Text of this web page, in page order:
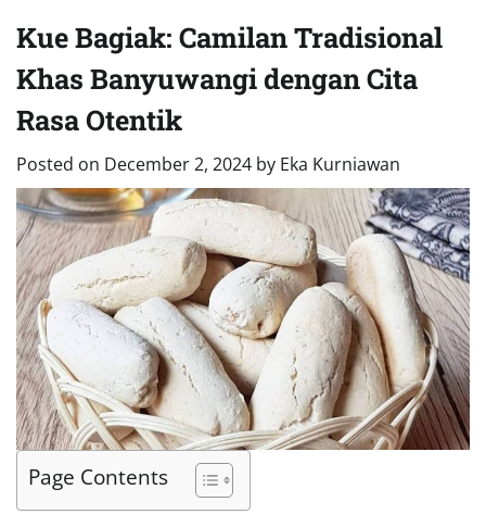
Kue Bagiak: Camilan Tradisional
Khas Banyuwangi dengan Cita
Rasa Otentik
Posted on December 2, 2024 by Eka Kurniawan
Page Contents